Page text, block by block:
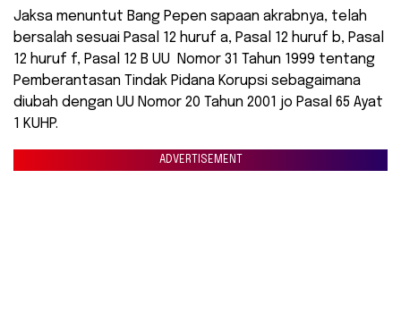
Jaksa menuntut Bang Pepen sapaan akrabnya, telah
bersalah sesuai Pasal 12 huruf a, Pasal 12 huruf b, Pasal
12 huruf f, Pasal 12 B UU Nomor 31 Tahun 1999 tentang
Pemberantasan Tindak Pidana Korupsi sebagaimana
diubah dengan UU Nomor 20 Tahun 2001 jo Pasal 65 Ayat
1 KUHP.
ADVERTISEMENT